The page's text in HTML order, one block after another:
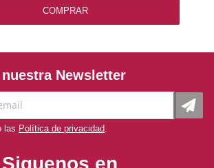
COMPRAR
Newsletter
las Política de privacidad
Siguenos en